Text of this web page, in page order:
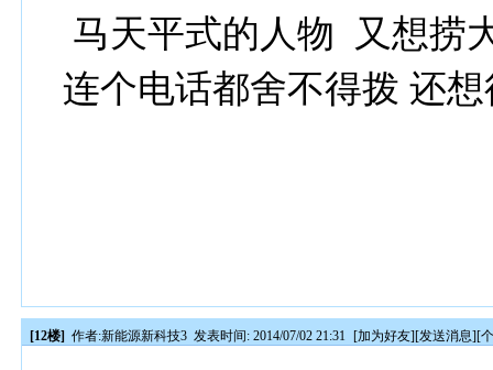
马天平式的人物 又想
连个电话都舍不得拨 还
[12楼] 作者:新能源新科技3 发表时间: 2014/07/02 21:31 [加为好友][发送消息][